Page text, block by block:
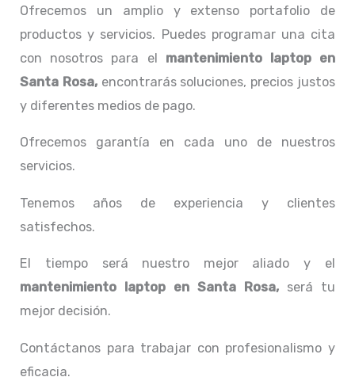
Ofrecemos un amplio y extenso portafolio de
productos y servicios. Puedes programar una cita
con nosotros para el mantenimiento laptop en
Santa Rosa, encontrarás soluciones, precios justos
y diferentes medios de pago.
Ofrecemos garantía en cada uno de nuestros
servicios.
Tenemos años de experiencia y clientes
satisfechos.
El tiempo será nuestro mejor aliado y el
mantenimiento laptop en Santa Rosa, será tu
mejor decisión.
Contáctanos para trabajar con profesionalismo y
eficacia.